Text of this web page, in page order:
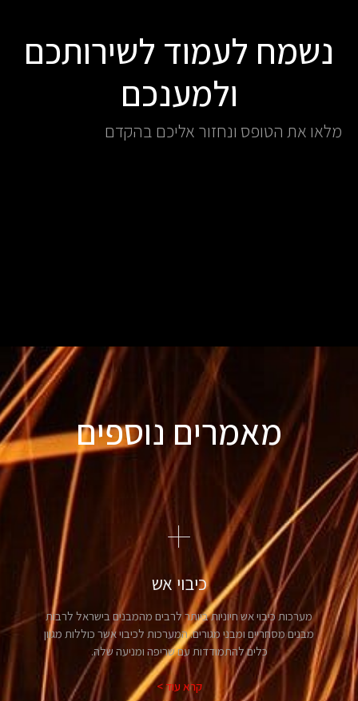
נשמח לעמוד לשירותכם
ולמענכם
מלאו את הטופס ונחזור אליכם בהקדם
מאמרים נוספים
כיבוי אש
מערכות כיבוי אש חיוניות ביותר לרבים מהמבנים בישראל לרבות
מבנים מסחריים ומבני מגורים. המערכות לכיבוי אשר כוללות מגוון
כלים להתמודדות עם שריפה ומניעה שלה.
קרא עוד >